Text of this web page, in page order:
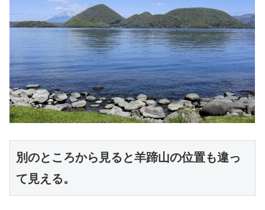
別のところから見ると羊蹄山の位置も違っ